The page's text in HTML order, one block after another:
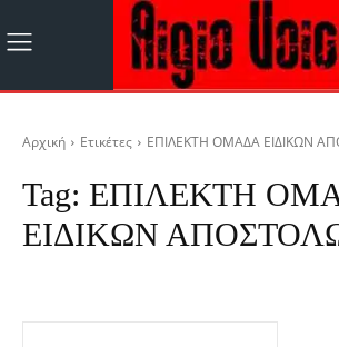
Αρχική Ετικέτες ΕΠΙΛΕΚΤΗ ΟΜΑΔΑ ΕΙΔΙΚΩΝ
Tag: ΕΠΙΛΕΚΤΗ
ΕΙΔΙΚΩΝ